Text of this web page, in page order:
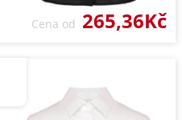
Cena od 265,36Kč